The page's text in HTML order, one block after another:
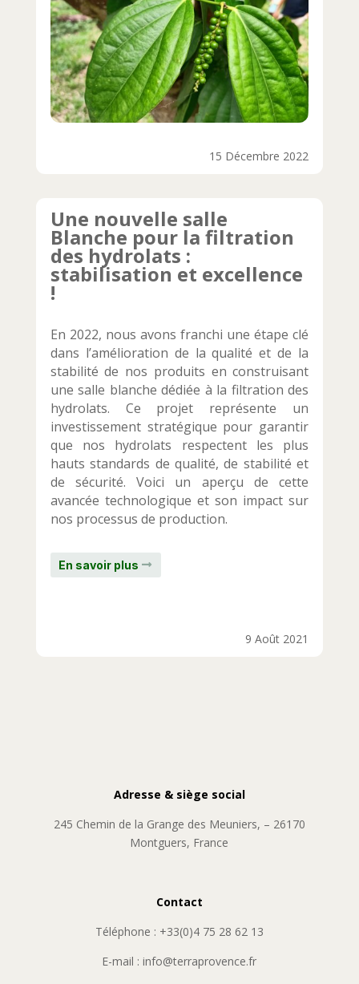
15 Décembre 2022
Une nouvelle salle
Blanche pour la filtration
des hydrolats :
stabilisation et excellence
!
En 2022, nous avons franchi une étape clé
dans l’amélioration de la qualité et de la
stabilité de nos produits en construisant
une salle blanche dédiée à la filtration des
hydrolats. Ce projet représente un
investissement stratégique pour garantir
que nos hydrolats respectent les plus
hauts standards de qualité, de stabilité et
de sécurité. Voici un aperçu de cette
avancée technologique et son impact sur
nos processus de production.
En savoir plus
9 Août 2021
Adresse & siège social
245 Chemin de la Grange des Meuniers, – 26170
Montguers, France
Contact
Téléphone : +33(0)4 75 28 62 13
E-mail : info@terraprovence.fr